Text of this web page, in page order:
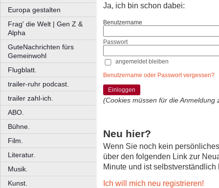
Europa gestalten
Frag' die Welt | Gen Z &
Alpha
GuteNachrichten fürs
Gemeinwohl
Flugblatt.
trailer-ruhr podcast.
trailer zahl-ich.
ABO.
Bühne.
Film.
Literatur.
Musik.
Kunst.
Ja, ich bin schon dabei:
Benutzername
Passwort
angemeldet bleiben
Benutzername oder Passwort vergessen?
Einloggen
(Cookies müssen für die Anmeldung
Neu hier?
Wenn Sie noch kein
über den folgenden Link zur
Minute und ist selbstverständlich
Ich will mich neu registrieren!